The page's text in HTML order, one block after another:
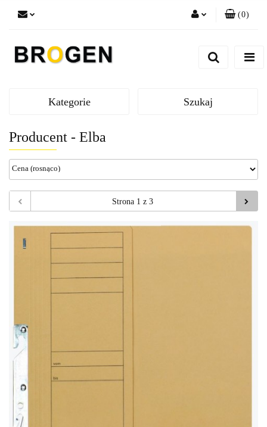
Zgody cookies
(0)
Kategorie Szukaj
Producent - Elba